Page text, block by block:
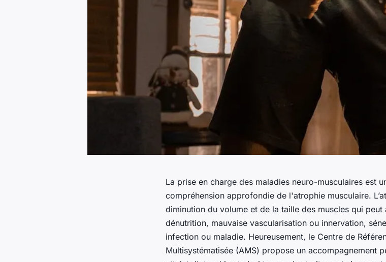
La prise en charge des maladies neuro-musculaires est
compréhension approfondie de l'atrophie musculaire.
diminution du volume et de la taille des muscles qui
dénutrition, mauvaise vascularisation ou innervation,
infection ou maladie. Heureusement, le Centre de
Multisystématisée (AMS) propose un accompagnement